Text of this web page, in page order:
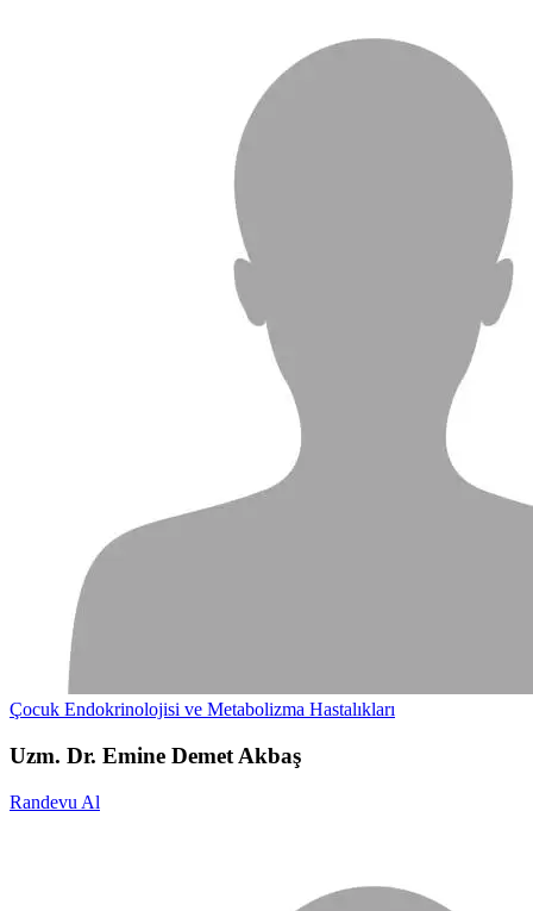
Çocuk Endokrinolojisi ve Metabolizma Hastalıkları
Uzm. Dr. Emine Demet Akbaş
Randevu Al